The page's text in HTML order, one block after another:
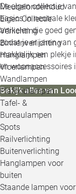
Meubelonderhoud
Eigen Collectie
Verlichting
Binnenverlichting
Hanglampen
Vloerlampen
Wandlampen
Plafondlampen
Tafel- &
Bureaulampen
Spots
Railverlichting
Buitenverlichting
Hanglampen voor
buiten
Staande lampen voor
De eigen collectie
basics in neutrale
artikelen die goed
zodat je er jaren van
makkelijk een plekje
en woonaccessoires
Bekijk alles van